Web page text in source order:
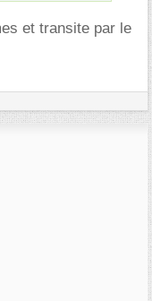
et transite par le